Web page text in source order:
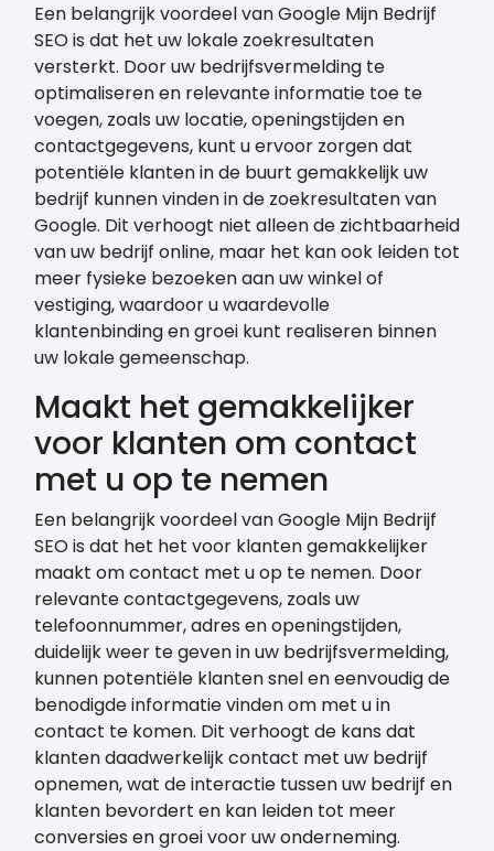
Een belangrijk voordeel van Google Mijn Bedrijf
SEO is dat het uw lokale zoekresultaten
versterkt. Door uw bedrijfsvermelding te
optimaliseren en relevante informatie toe te
voegen, zoals uw locatie, openingstijden en
contactgegevens, kunt u ervoor zorgen dat
potentiële klanten in de buurt gemakkelijk uw
bedrijf kunnen vinden in de zoekresultaten van
Google. Dit verhoogt niet alleen de zichtbaarheid
van uw bedrijf online, maar het kan ook leiden tot
meer fysieke bezoeken aan uw winkel of
vestiging, waardoor u waardevolle
klantenbinding en groei kunt realiseren binnen
uw lokale gemeenschap.
Maakt het gemakkelijker
voor klanten om contact
met u op te nemen
Een belangrijk voordeel van Google Mijn Bedrijf
SEO is dat het het voor klanten gemakkelijker
maakt om contact met u op te nemen. Door
relevante contactgegevens, zoals uw
telefoonnummer, adres en openingstijden,
duidelijk weer te geven in uw bedrijfsvermelding,
kunnen potentiële klanten snel en eenvoudig de
benodigde informatie vinden om met u in
contact te komen. Dit verhoogt de kans dat
klanten daadwerkelijk contact met uw bedrijf
opnemen, wat de interactie tussen uw bedrijf en
klanten bevordert en kan leiden tot meer
conversies en groei voor uw onderneming.